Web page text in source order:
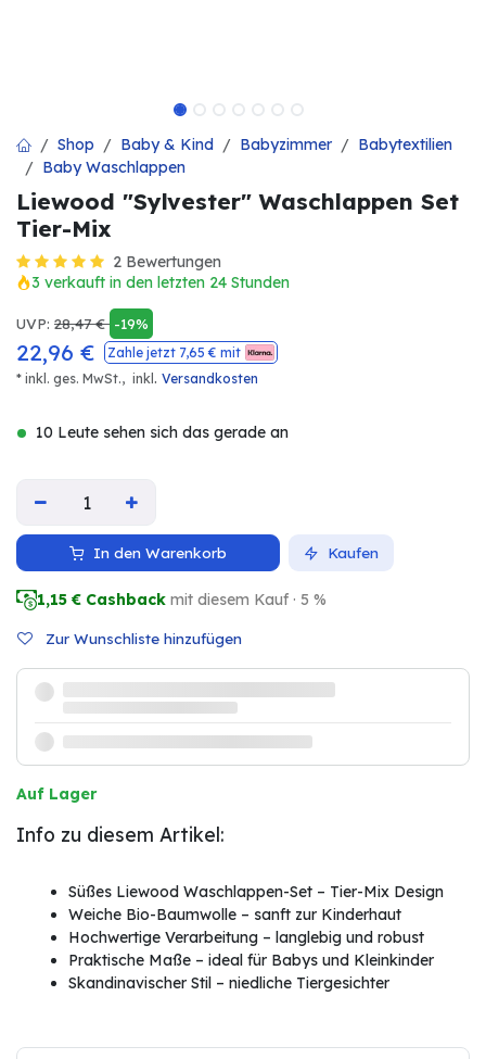
Shop Baby & Kind Babyzimmer
Babytextilien
Baby Waschlappen
Liewood "Sylvester" Waschlappen Set
Tier-Mix
2 Bewertungen
3 verkauft in den letzten 24 Stunden
UVP: 28,47€ -19%
22,96 € Zahle jetzt 7,65 € mit
* inkl. ges. MwSt., inkl . Versandkosten
10 Leute sehen sich das gerade an
In den Warenkorb Kaufen
1,15 € Cashback mit diesem Kauf · 5 %
Zur Wunschliste hinzufügen
Auf Lager
Info zu diesem Artikel:
Süßes Liewood Waschlappen-Set – Tier-Mix Design
Weiche Bio-Baumwolle – sanft zur Kinderhaut
Hochwertige Verarbeitung – langlebig und robust
Praktische Maße – ideal für Babys und Kleinkinder
Skandinavischer Stil – niedliche Tiergesichter